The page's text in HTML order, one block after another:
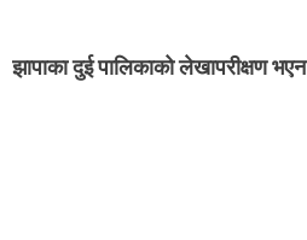
झापाका दुई पालिकाको लेखापरीक्षण भएन